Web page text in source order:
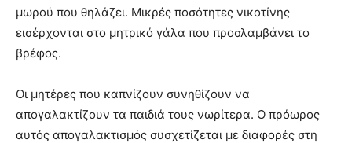
μωρού που θηλάζει. Μικρές ποσότητες νικοτίνης
εισέρχονται στο μητρικό γάλα που προσλαμβάνει το
βρέφος.
Οι μητέρες που καπνίζουν συνηθίζουν να
απογαλακτίζουν τα παιδιά τους νωρίτερα. Ο πρόωρος
αυτός απογαλακτισμός συσχετίζεται με διαφορές στη